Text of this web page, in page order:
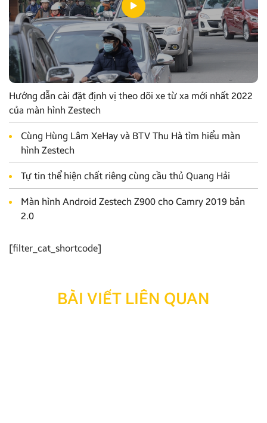
Hướng dẫn cài đặt định vị theo dõi xe từ xa mới nhất 2022
của màn hình Zestech
Cùng Hùng Lâm XeHay và BTV Thu Hà tìm hiểu màn
hình Zestech
Tự tin thể hiện chất riêng cùng cầu thủ Quang Hải
Màn hình Android Zestech Z900 cho Camry 2019 bản
2.0
[filter_cat_shortcode]
BÀI VIẾT LIÊN QUAN